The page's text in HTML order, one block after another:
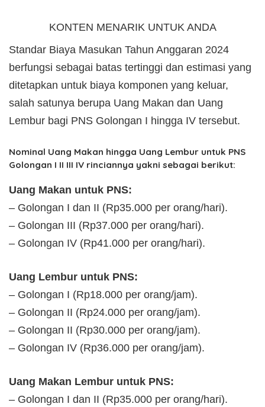
KONTEN MENARIK UNTUK ANDA
Standar Biaya Masukan Tahun Anggaran 2024
berfungsi sebagai batas tertinggi dan estimasi yang
ditetapkan untuk biaya komponen yang keluar,
salah satunya berupa Uang Makan dan Uang
Lembur bagi PNS Golongan I hingga IV tersebut.
Nominal Uang Makan hingga Uang Lembur untuk PNS
Golongan I II III IV rinciannya yakni sebagai berikut:
Uang Makan untuk PNS:
– Golongan I dan II (Rp35.000 per orang/hari).
– Golongan III (Rp37.000 per orang/hari).
– Golongan IV (Rp41.000 per orang/hari).
Uang Lembur untuk PNS:
– Golongan I (Rp18.000 per orang/jam).
– Golongan II (Rp24.000 per orang/jam).
– Golongan II (Rp30.000 per orang/jam).
– Golongan IV (Rp36.000 per orang/jam).
Uang Makan Lembur untuk PNS:
– Golongan I dan II (Rp35.000 per orang/hari).